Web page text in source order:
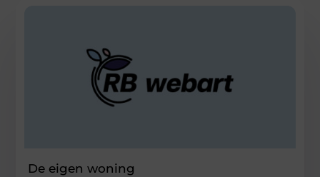
De eigen woning